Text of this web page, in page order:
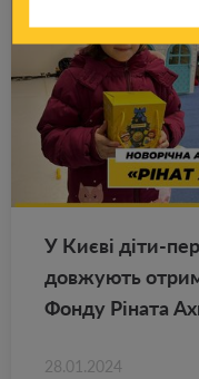
У Києві діти-
до­в­жу­ють
Фонду Ріната
28.01.2024